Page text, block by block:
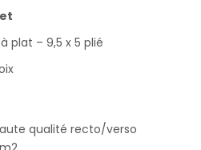
plat – 9,5 x 5 plié
qualité recto/verso